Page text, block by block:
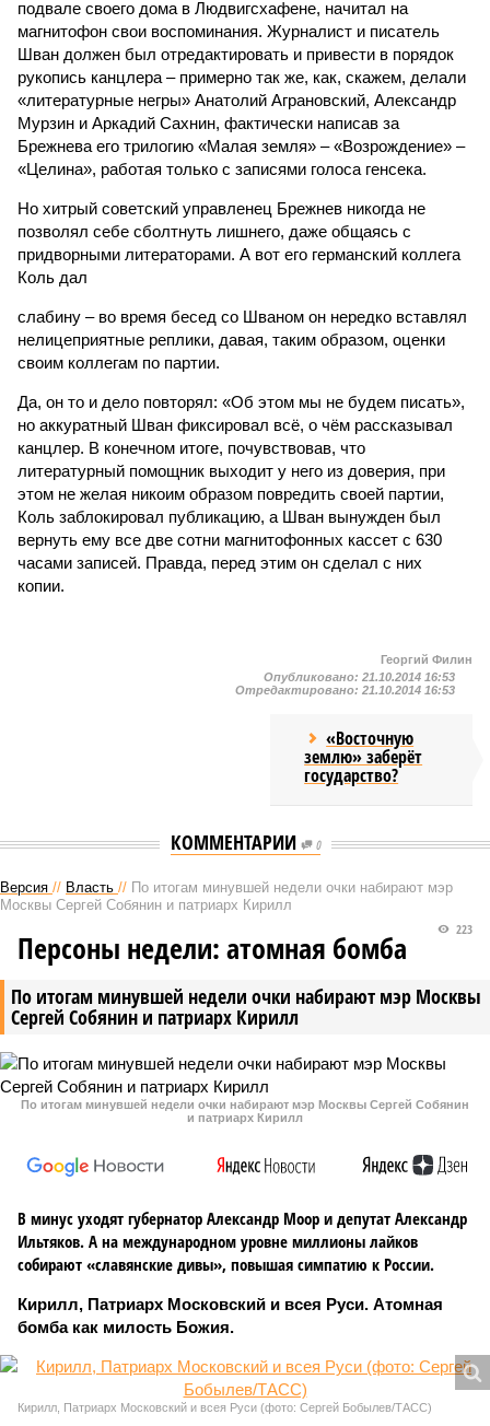
подвале своего дома в Людвигсхафене, начитал на
магнитофон свои воспоминания. Журналист и писатель
Шван должен был отредактировать и привести в порядок
рукопись канцлера – примерно так же, как, скажем, делали
«литературные негры» Анатолий Аграновский, Александр
Мурзин и Аркадий Сахнин, фактически написав за
Брежнева его трилогию «Малая земля» – «Возрождение» –
«Целина», работая только с записями голоса генсека.
Но хитрый советский управленец Брежнев никогда не
позволял себе сболтнуть лишнего, даже общаясь с
придворными литераторами. А вот его германский коллега
Коль дал
слабину – во время бесед со Шваном он нередко вставлял
нелицеприятные реплики, давая, таким образом, оценки
своим коллегам по партии.
Да, он то и дело повторял: «Об этом мы не будем писать»,
но аккуратный Шван фиксировал всё, о чём рассказывал
канцлер. В конечном итоге, почувствовав, что
литературный помощник выходит у него из доверия, при
этом не желая никоим образом повредить своей партии,
Коль заблокировал публикацию, а Шван вынужден был
вернуть ему все две сотни магнитофонных кассет с 630
часами записей. Правда, перед этим он сделал с них
копии.
Георгий Филин
Опубликовано: 21.10.2014 16:53
Отредактировано: 21.10.2014 16:53
«Восточную
землю» заберёт
государство?
КОММЕНТАРИИ 0
Версия // Власть // По итогам минувшей недели очки набирают мэр
Москвы Сергей Собянин и патриарх Кирилл
По итогам минувшей недели очки набирают мэр Москвы
Сергей Собянин и патриарх Кирилл
223
Персоны недели: атомная бомба
По итогам минувшей недели очки набирают мэр Москвы Сергей Собянин
и патриарх Кирилл
В минус уходят губернатор Александр Моор и депутат Александр
Ильтяков. А на международном уровне миллионы лайков
собирают «славянские дивы», повышая симпатию к России.
Кирилл, Патриарх Московский и всея Руси. Атомная
бомба как милость Божия.
Кирилл, Патриарх Московский и всея Руси (фото: Сергей Бобылев/ТАСС)